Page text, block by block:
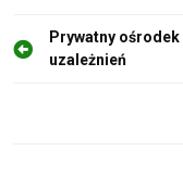
N
Prywatny
uzależnień